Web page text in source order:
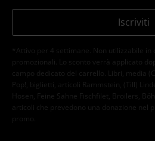
Iscriviti
*Attivo per 4 settimane. Non utilizzabile in
promozionali. Lo sconto verrà applicato
campo dedicato del carrello. Libri, media
Pop!, biglietti, articoli Rammstein, (Till)
Hosen, Feine Sahne Fischfilet, Broilers,
articoli che prevedono una donazione nel
promo.